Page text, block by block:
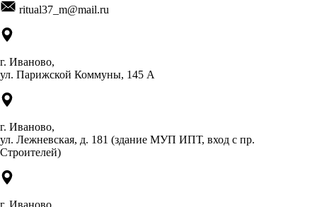
ritual37_m@mail.ru
г. Иваново,
ул. Парижской Коммуны, 145 А
г. Иваново,
ул. Лежневская, д. 181 (здание МУП ИПТ, вход с пр.
Строителей)